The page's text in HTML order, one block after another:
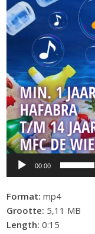
00:00
Format:mp4
Grootte: 5,11 MB
Length:0:15